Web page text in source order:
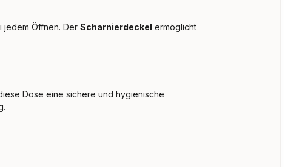
jedem Öffnen. Der Scharnierdeckel ermöglicht
Dose eine sichere und hygienische